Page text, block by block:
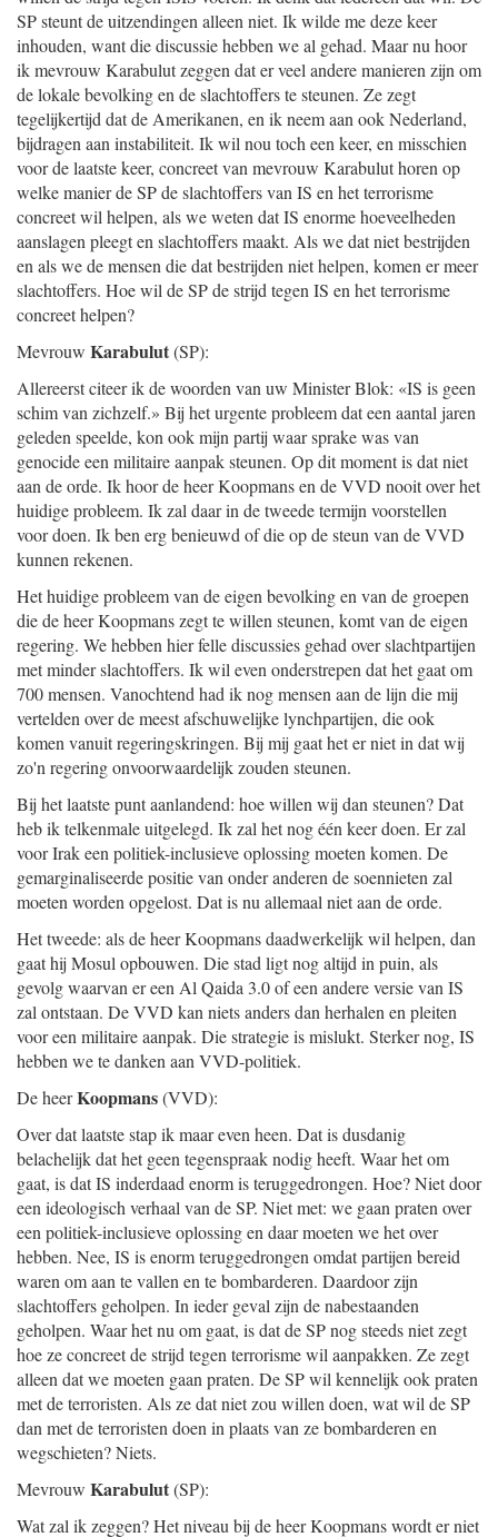
SP steunt de uitzendingen alleen niet. Ik wilde me deze keer
inhouden, want die discussie hebben we al gehad. Maar nu hoor
ik mevrouw Karabulut zeggen dat er veel andere manieren zijn om
de lokale bevolking en de slachtoffers te steunen. Ze zegt
tegelijkertijd dat de Amerikanen, en ik neem aan ook Nederland,
bijdragen aan instabiliteit. Ik wil nou toch een keer, en misschien
voor de laatste keer, concreet van mevrouw Karabulut horen op
welke manier de SP de slachtoffers van IS en het terrorisme
concreet wil helpen, als we weten dat IS enorme hoeveelheden
aanslagen pleegt en slachtoffers maakt. Als we dat niet bestrijden
en als we de mensen die dat bestrijden niet helpen, komen er meer
slachtoffers. Hoe wil de SP de strijd tegen IS en het terrorisme
concreet helpen?
Mevrouw Karabulut(SP):
Allereerst citeer ik de woorden van uw Minister Blok: «IS is geen
schim van zichzelf.» Bij het urgente probleem dat een aantal jaren
geleden speelde, kon ook mijn partij waar sprake was van
genocide een militaire aanpak steunen. Op dit moment is dat niet
aan de orde. Ik hoor de heer Koopmans en de VVD nooit over het
huidige probleem. Ik zal daar in de tweede termijn voorstellen
voor doen. Ik ben erg benieuwd of die op de steun van de VVD
kunnen rekenen.
Het huidige probleem van de eigen bevolking en van de groepen
die de heer Koopmans zegt te willen steunen, komt van de eigen
regering. We hebben hier felle discussies gehad over slachtpartijen
met minder slachtoffers. Ik wil even onderstrepen dat het gaat om
700 mensen. Vanochtend had ik nog mensen aan de lijn die mij
vertelden over de meest afschuwelijke lynchpartijen, die ook
komen vanuit regeringskringen. Bij mij gaat het er niet in dat wij
zo'n regering onvoorwaardelijk zouden steunen.
Bij het laatste punt aanlandend: hoe willen wij dan steunen? Dat
heb ik telkenmale uitgelegd. Ik zal het nog één keer doen. Er zal
voor Irak een politiek-inclusieve oplossing moeten komen. De
gemarginaliseerde positie van onder anderen de soennieten zal
moeten worden opgelost. Dat is nu allemaal niet aan de orde.
Het tweede: als de heer Koopmans daadwerkelijk wil helpen, dan
gaat hij Mosul opbouwen. Die stad ligt nog altijd in puin, als
gevolg waarvan er een Al Qaida 3.0 of een andere versie van IS
zal ontstaan. De VVD kan niets anders dan herhalen en pleiten
voor een militaire aanpak. Die strategie is mislukt. Sterker nog, IS
hebben we te danken aan VVD-politiek.
De heerKoopmans(VVD):
Over dat laatste stap ik maar even heen. Dat is dusdanig
belachelijk dat het geen tegenspraak nodig heeft. Waar het om
gaat, is dat IS inderdaad enorm is teruggedrongen. Hoe? Niet door
een ideologisch verhaal van de SP. Niet met: we gaan praten over
een politiek-inclusieve oplossing en daar moeten we het over
hebben. Nee, IS is enorm teruggedrongen omdat partijen bereid
waren om aan te vallen en te bombarderen. Daardoor zijn
slachtoffers geholpen. In ieder geval zijn de nabestaanden
geholpen. Waar het nu om gaat, is dat de SP nog steeds niet zegt
hoe ze concreet de strijd tegen terrorisme wil aanpakken. Ze zegt
alleen dat we moeten gaan praten. De SP wil kennelijk ook praten
met de terroristen. Als ze dat niet zou willen doen, wat wil de SP
dan met de terroristen doen in plaats van ze bombarderen en
wegschieten? Niets.
Mevrouw Karabulut(SP):
Wat zal ik zeggen? Het niveau bij de heer Koopmans wordt er niet